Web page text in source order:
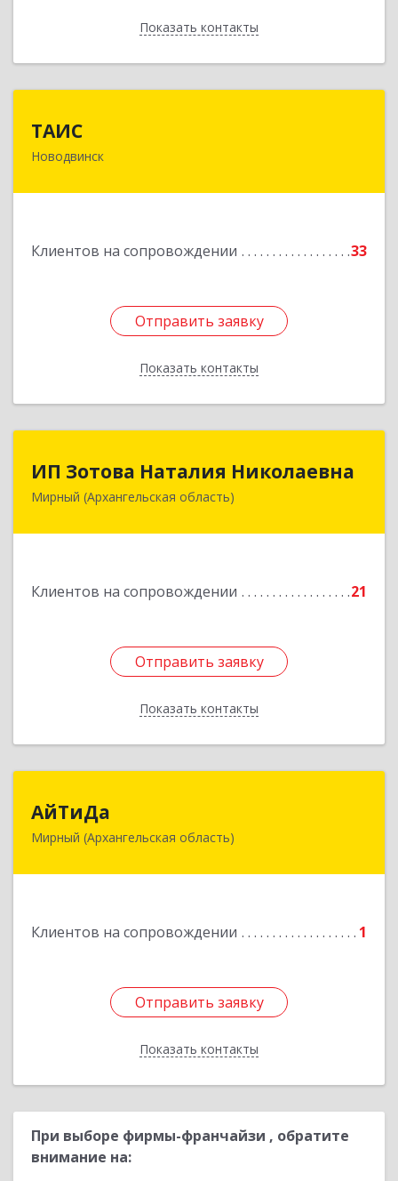
Показать контакты
Назад
ТАИС
Новодвинск
Клиентов на сопровождении 33
Отправить заявку
Показать контакты
164902, Архангельская обл, Новодвинск г,
Отправить заявку
Назад
ИП Зотова Наталия Николаевна
Мирный (Архангельская область)
Клиентов на сопровождении 21
Отправить заявку
Показать контакты
164170, г.Мирный, Архангельской обл.,
Отправить заявку
Назад
АйТиДа
Мирный (Архангельская область)
Клиентов на сопровождении 1
Отправить заявку
Показать контакты
164170, Архангельская обл, Мирный г,
Отправить заявку
Назад
При выборе фирмы-франчайзи , обратите
внимание на: